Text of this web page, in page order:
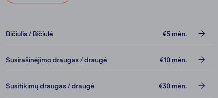
Bičiulis / Bičiulė €5 mėn.
Susirašinėjimo draugas / draugė €10 mėn.
Susitikimų draugas / draugė €30 mėn.